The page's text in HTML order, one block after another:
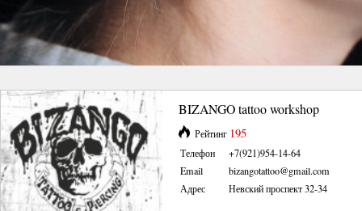
BIZANGO tattoo workshop
Рейтинг 195
Телефон
+7(921)954-14-64
Email
bizangotattoo@gmail.com
Адрес
Невский проспект 32-34